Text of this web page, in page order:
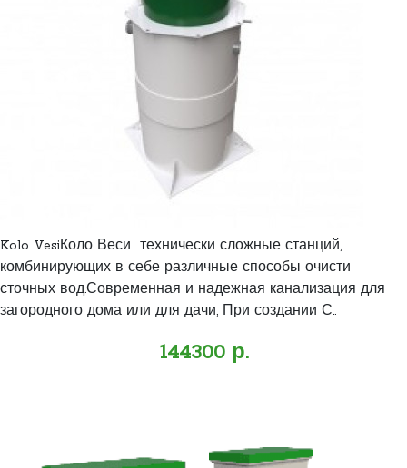
Kolo VesiКоло Веси технически сложные станций,
комбинирующих в себе различные способы очисти
сточных вод.Современная и надежная канализация для
загородного дома или для дачи, При создании С..
144300 р.